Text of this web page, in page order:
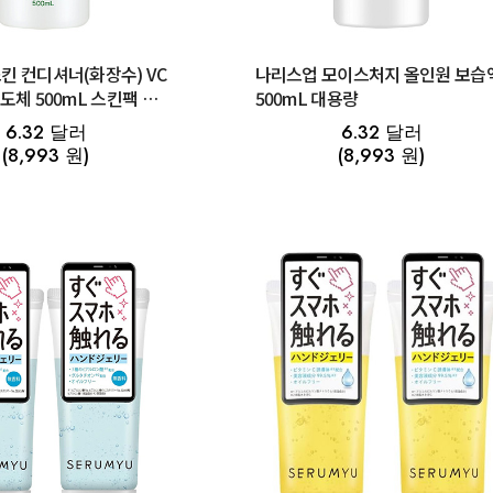
컨디셔너(화장수) VC
체 500mL 스킨팩 추
6.32 달러
(8,993 원)
나리스업 모이스처지 올인원 보습
500mL 대용량
6.32 달러
(8,993 원)